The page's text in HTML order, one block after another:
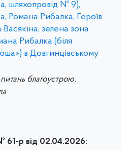
шляхопровід № 9),
Романа Рибалка, Героїв
зелена зона
Рибалка (біля
в Довгинцівському
питань благоустрою,
61-р від 02.04.2026: